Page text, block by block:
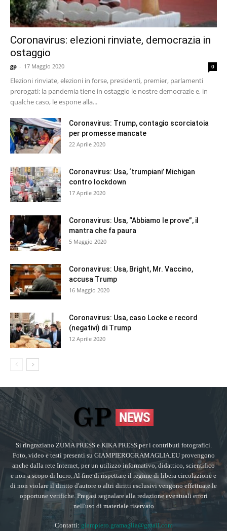
Coronavirus: elezioni rinviate, democrazia in
ostaggio
gp - 17 Maggio 2020 0
Elezioni rinviate, elezioni in forse, presidenti, premier, parlamenti
prorogati: la pandemia tiene in ostaggio le nostre democrazie e, in
qualche caso, le espone alla...
Coronavirus: Trump, contagio scorciatoia
per promesse mancate
22 Aprile 2020
Coronavirus: Usa, ‘trumpiani’ Michigan
contro lockdown
17 Aprile 2020
Coronavirus: Usa, “Abbiamo le prove”, il
mantra che fa paura
5 Maggio 2020
Coronavirus: Usa, Bright, Mr. Vaccino,
accusa Trump
16 Maggio 2020
Coronavirus: Usa, caso Locke e record
(negativi) di Trump
12 Aprile 2020
Si ringraziano ZUMA PRESS e KIKA PRESS per i contributi fotografici.
Foto, video e testi presenti su GIAMPIEROGRAMAGLIA.EU provengono
anche dalla rete Internet, per un utilizzo informativo, didattico, scientifico
e non a scopo di lucro. Al fine di rispettare il regime di libera circolazione e
di non violare il diritto d'autore o altri diritti esclusivi vengono effettuate le
opportune verifiche. Pregasi segnalare alla redazione eventuali errori
nell'uso di materiale riservato
Contatti: giampiero.gramaglia@gmail.com